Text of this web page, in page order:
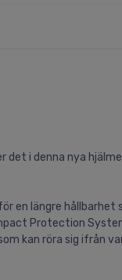
det i denna nya
en längre hållbarhet
Protection
kan röra sig ifrån